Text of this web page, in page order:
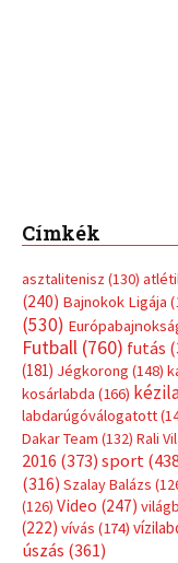
Címkék
asztalitenisz (130)
(240) Bajnokok Ligája
(530)
Futball (760) futás
(181) Jégkorong (148)
kosárlabda (166)
labdarúgóválogatott
Dakar Team (132) Rali
2016 (373) sport
(316) Szalay Balázs
(126) Video (247)
(222) vívás (174)
úszás (361)